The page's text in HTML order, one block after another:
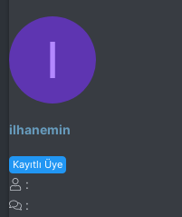
I
ilhanemin
Kayıtlı Üye